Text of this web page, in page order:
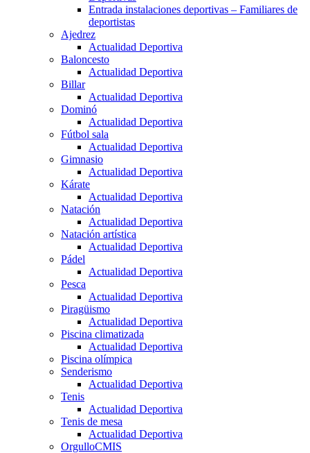
Entrada instalaciones deportivas – Familiares de
deportistas
Ajedrez
Actualidad Deportiva
Baloncesto
Actualidad Deportiva
Billar
Actualidad Deportiva
Dominó
Actualidad Deportiva
Fútbol sala
Actualidad Deportiva
Gimnasio
Actualidad Deportiva
Kárate
Actualidad Deportiva
Natación
Actualidad Deportiva
Natación artística
Actualidad Deportiva
Pádel
Actualidad Deportiva
Pesca
Actualidad Deportiva
Piragüismo
Actualidad Deportiva
Piscina climatizada
Actualidad Deportiva
Piscina olímpica
Senderismo
Actualidad Deportiva
Tenis
Actualidad Deportiva
Tenis de mesa
Actualidad Deportiva
OrgulloCMIS